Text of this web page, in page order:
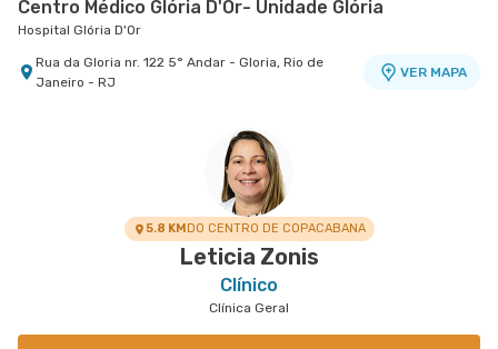
Centro Médico Glória D'Or- Unidade Glória
Hospital Glória D'Or
Rua da Gloria nr. 122 5° Andar - Gloria, Rio de
Janeiro - RJ
VER MAPA
5.8 KMDO CENTRO DE COPACABANA
Leticia Zonis
Clínico
Clínica Geral